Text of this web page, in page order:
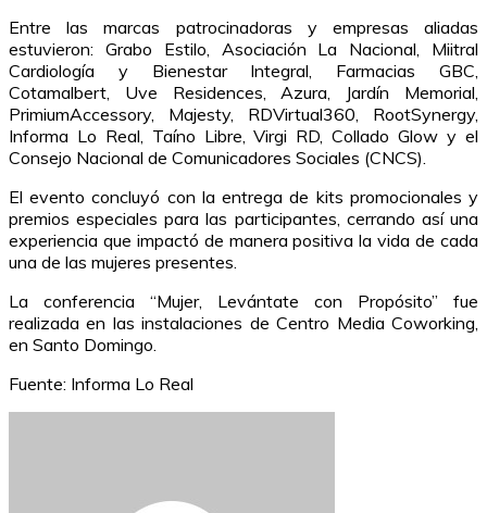
Entre las marcas patrocinadoras y empresas aliadas
estuvieron: Grabo Estilo, Asociación La Nacional, Miitral
Cardiología y Bienestar Integral, Farmacias GBC,
Cotamalbert, Uve Residences, Azura, Jardín Memorial,
PrimiumAccessory, Majesty, RDVirtual360, RootSynergy,
Informa Lo Real, Taíno Libre, Virgi RD, Collado Glow y el
Consejo Nacional de Comunicadores Sociales (CNCS).
El evento concluyó con la entrega de kits promocionales y
premios especiales para las participantes, cerrando así una
experiencia que impactó de manera positiva la vida de cada
una de las mujeres presentes.
La conferencia “Mujer, Levántate con Propósito” fue
realizada en las instalaciones de Centro Media Coworking,
en Santo Domingo.
Fuente: Informa Lo Real